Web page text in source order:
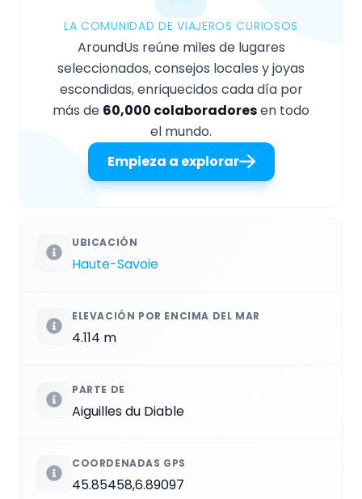
LA COMUNIDAD DE VIAJEROS CURIOSOS
AroundUs reúne miles de lugares
seleccionados, consejos locales y joyas
escondidas, enriquecidos cada día por
más de 60,000 colaboradoresen todo
el mundo.
Empieza a explorar
UBICACIÓN
Haute-Savoie
ELEVACIÓN POR ENCIMA DEL MAR
4.114 m
PARTE DE
Aiguilles du Diable
COORDENADAS GPS
45.85458,6.89097